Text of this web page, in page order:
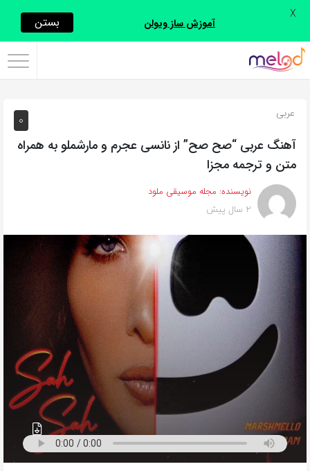
اشتراک
با
روش‌های
زیر
این
صفحه
را
با
دوستان
خود
اشتراک
بگذارید.
0 عربی
آهنگ عربی “صح صح” از نانسی عجرم و مارشملو به همراه
متن و ترجمه مجزا
نویسنده: مجله موسیقی ملود
2 سال پیش
آموزش ساز ویولن بستن X